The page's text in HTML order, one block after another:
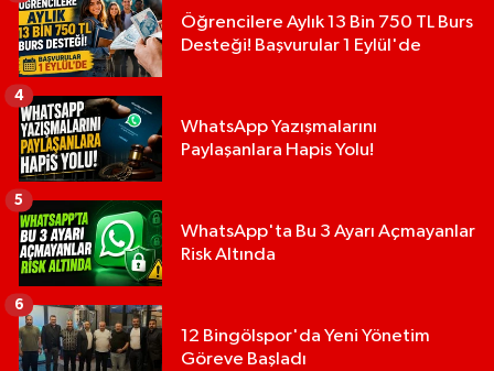
Öğrencilere Aylık 13 Bin 750 TL Burs
Desteği! Başvurular 1 Eylül'de
WhatsApp Yazışmalarını
Paylaşanlara Hapis Yolu!
4
WhatsApp'ta Bu 3 Ayarı Açmayanlar
Risk Altında
5
12 Bingölspor'da Yeni Yönetim
Göreve Başladı
6